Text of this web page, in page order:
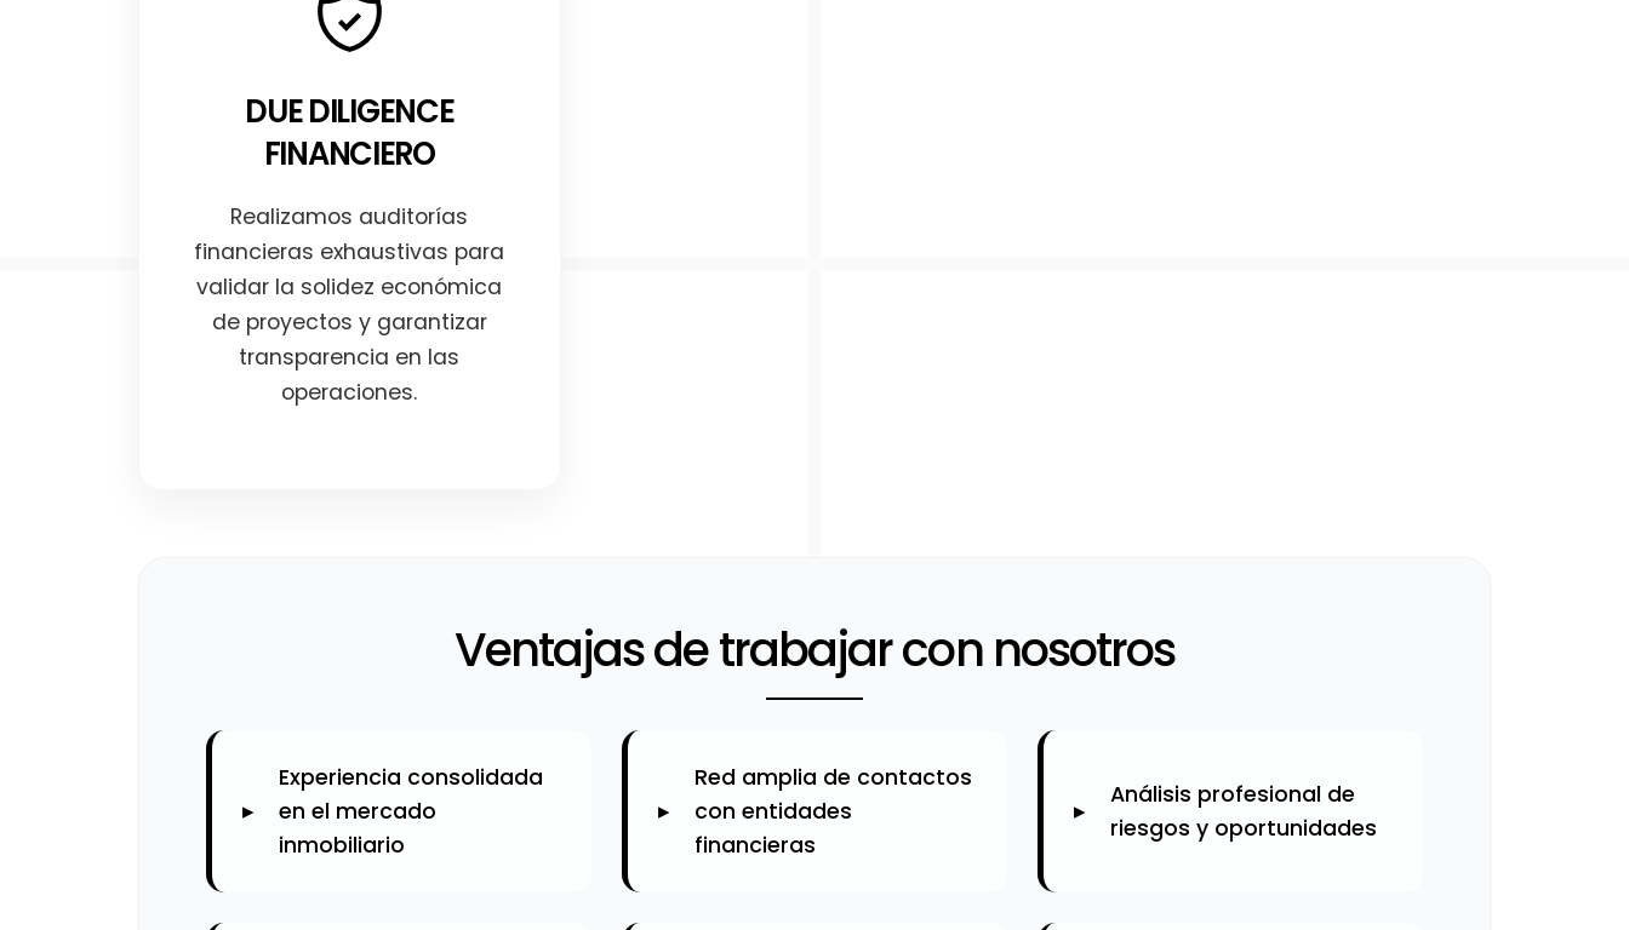
DUE DILIGENCE
FINANCIERO
Realizamos auditorías
financieras exhaustivas para
validar la solidez económica
de proyectos y garantizar
transparencia en las
operaciones.
Ventajas de trabajar con nosotros
Experiencia consolidada
en el mercado
inmobiliario
Red amplia de contactos
con entidades
financieras
Análisis profesional de
riesgos y oportunidades